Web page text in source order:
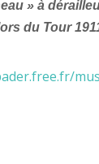
» à
du Tour